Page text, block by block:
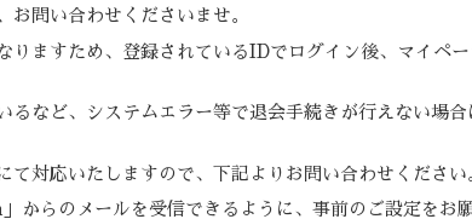
お問い合わせくださいませ。
りますため、登録されているIDでログイン後、マイペ
るなど、システムエラー等で退会手続きが行えない場
対応いたしますので、下記よりお問い合わせください
らのメールを受信できるように、事前のご設定をお願